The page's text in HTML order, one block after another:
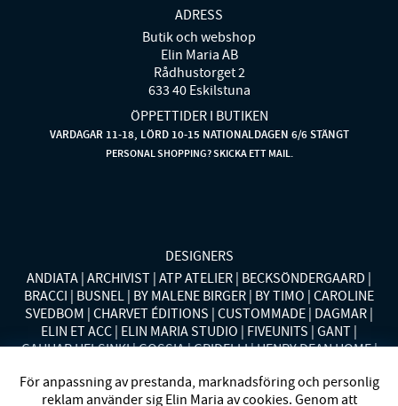
ADRESS
Butik och webshop
Elin Maria AB
Rådhustorget 2
633 40 Eskilstuna
ÖPPETTIDER I BUTIKEN
VARDAGAR 11-18, LÖRD 10-15 NATIONALDAGEN 6/6 STÄNGT
PERSONAL SHOPPING? SKICKA ETT MAIL.
DESIGNERS
ANDIATA ARCHIVIST ATP ATELIER BECKSÖNDERGAARD
BRACCI BUSNEL BY MALENE BIRGER BY TIMO CAROLINE
SVEDBOM CHARVET ÉDITIONS CUSTOMMADE DAGMAR
ELIN ET ACC ELIN MARIA STUDIO FIVEUNITS GANT
GAUHAR HELSINKI GOSSIA GRIDELLI HENRY DEAN HOME
MISSONI HOME MONO MORENO CALIFORNIA MOS MOSH
För anpassning av prestanda, marknadsföring och personlig
reklam använder sig Elin Maria av cookies. Genom att